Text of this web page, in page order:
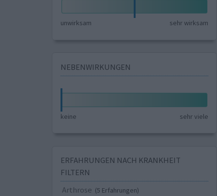
unwirksam sehr wirksam
NEBENWIRKUNGEN
keine sehr viele
ERFAHRUNGEN NACH KRANKHEIT
FILTERN
Arthrose (5 Erfahrungen)